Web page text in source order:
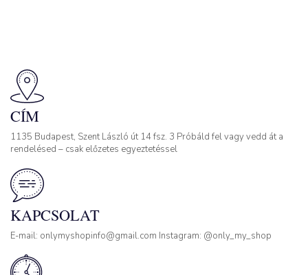
CÍM
1135 Budapest, Szent László út 14 fsz. 3 Próbáld fel vagy vedd át a
rendelésed – csak előzetes egyeztetéssel
KAPCSOLAT
E-mail: onlymyshopinfo@gmail.com Instagram: @only_my_shop